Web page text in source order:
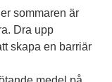
sommaren är
Dra upp
skapa en barriär